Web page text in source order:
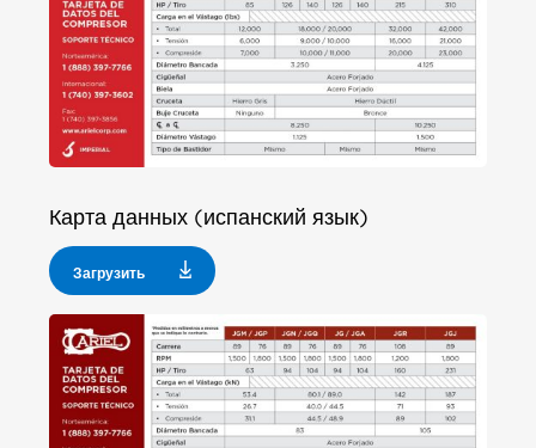
Карта данных (испанский язык)
Загрузить